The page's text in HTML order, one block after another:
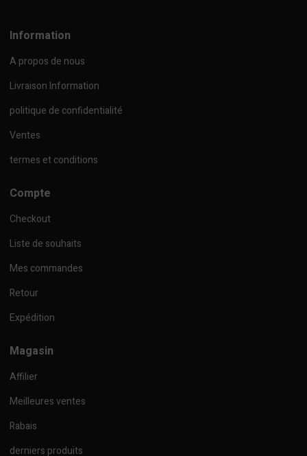
Information
A propos de nous
Livraison Information
politique de confidentialité
Ventes
termes et conditions
Compte
Checkout
Liste de souhaits
Mes commandes
Retour
Expédition
Magasin
Affilier
Meilleures ventes
Rabais
derniers produits